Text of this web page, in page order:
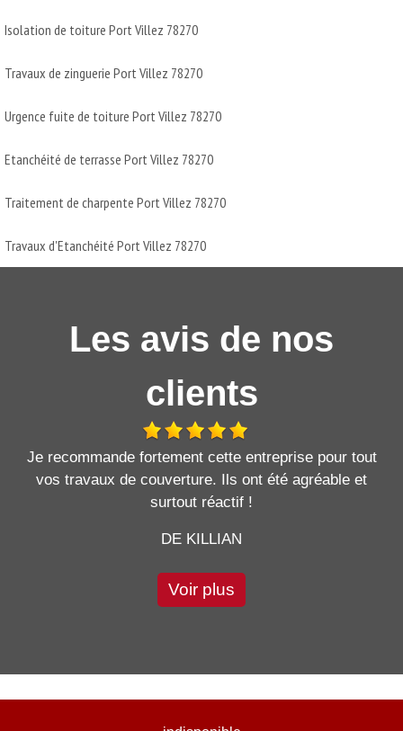
Isolation de toiture Port Villez 78270
Travaux de zinguerie Port Villez 78270
Urgence fuite de toiture Port Villez 78270
Etanchéité de terrasse Port Villez 78270
Traitement de charpente Port Villez 78270
Travaux d'Etanchéité Port Villez 78270
Les avis de nos
clients
Je recommande fortement cette entreprise pour tout
vos travaux de couverture. Ils ont été agréable et
surtout réactif !
DE KILLIAN
Voir plus